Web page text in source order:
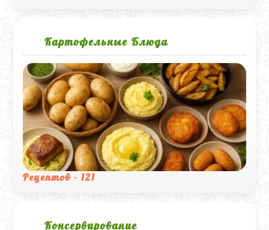
Картофельные Блюда
Рецептов - 121
Консервирование